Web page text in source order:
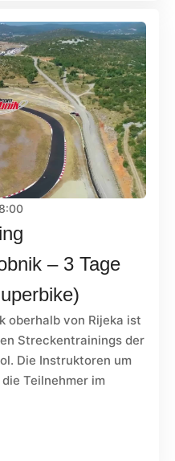
– 3 Tage
oberhalb von Rijeka ist
Streckentrainings der
Die Instruktoren um
Teilnehmer im